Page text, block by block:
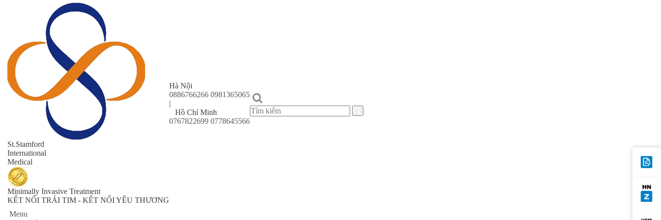
St.Stamford
International
Medical
Minimally Invasive Treatment
KẾT NỐI TRÁI TIM - KẾT NỐI YÊU THƯƠNG
Hà Nội
0886766266 0981365065
|
Hồ Chí Minh
0767822699 0778645566
Menu